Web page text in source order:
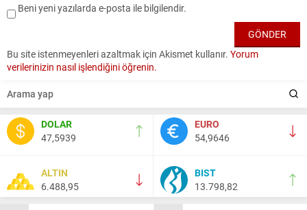
DOLAR
47,5939
EURO
54,9646
ALTIN
6.488,95
BIST
13.798,82
Beni yeni yazılarda e-posta ile bilgilendir.
Bu site istenmeyenleri azaltmak için Akismet kullanır. Yorum
verilerinizin nasıl işlendiğini öğrenin.